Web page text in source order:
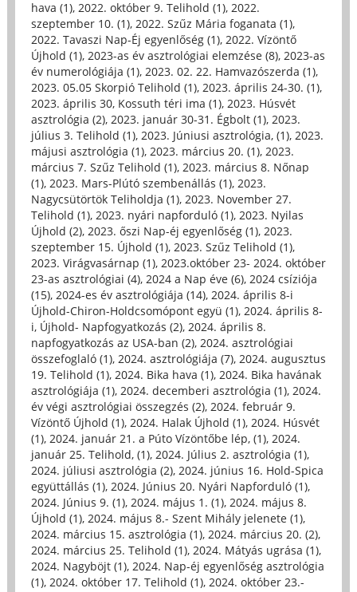
hava (1), 2022. október 9. Telihold (1), 2022.
szeptember 10. (1), 2022. Szűz Mária foganata (1),
2022. Tavaszi Nap-Éj egyenlőség (1), 2022. Vízöntő
Újhold (1), 2023-as év asztrológiai elemzése (8), 2023-as
év numerológiája (1), 2023. 02. 22. Hamvazószerda (1),
2023. 05.05 Skorpió Telihold (1), 2023. április 24-30. (1),
2023. április 30, Kossuth téri ima (1), 2023. Húsvét
asztrológia (2), 2023. január 30-31. Égbolt (1), 2023.
július 3. Telihold (1), 2023. Júniusi asztrológia, (1), 2023.
májusi asztrológia (1), 2023. március 20. (1), 2023.
március 7. Szűz Telihold (1), 2023. március 8. Nőnap
(1), 2023. Mars-Plútó szembenállás (1), 2023.
Nagycsütörtök Teliholdja (1), 2023. November 27.
Telihold (1), 2023. nyári napforduló (1), 2023. Nyilas
Újhold (2), 2023. őszi Nap-éj egyenlőség (1), 2023.
szeptember 15. Újhold (1), 2023. Szűz Telihold (1),
2023. Virágvasárnap (1), 2023.október 23- 2024. október
23-as asztrológiai (4), 2024 a Nap éve (6), 2024 csíziója
(15), 2024-es év asztrológiája (14), 2024. április 8-i
Újhold-Chiron-Holdcsomópont együ (1), 2024. április 8-
i, Újhold- Napfogyatkozás (2), 2024. április 8.
napfogyatkozás az USA-ban (2), 2024. asztrológiai
összefoglaló (1), 2024. asztrológiája (7), 2024. augusztus
19. Telihold (1), 2024. Bika hava (1), 2024. Bika havának
asztrológiája (1), 2024. decemberi asztrológia (1), 2024.
év végi asztrológiai összegzés (2), 2024. február 9.
Vízöntő Újhold (1), 2024. Halak Újhold (1), 2024. Húsvét
(1), 2024. január 21. a Púto Vízöntőbe lép, (1), 2024.
január 25. Telihold, (1), 2024. Július 2. asztrológia (1),
2024. júliusi asztrológia (2), 2024. június 16. Hold-Spica
együttállás (1), 2024. Június 20. Nyári Napforduló (1),
2024. Június 9. (1), 2024. május 1. (1), 2024. május 8.
Újhold (1), 2024. május 8.- Szent Mihály jelenete (1),
2024. március 15. asztrológia (1), 2024. március 20. (2),
2024. március 25. Telihold (1), 2024. Mátyás ugrása (1),
2024. Nagyböjt (1), 2024. Nap-éj egyenlőség asztrológia
(1), 2024. október 17. Telihold (1), 2024. október 23.-